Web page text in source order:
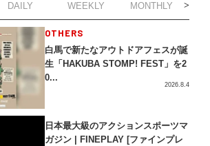
DAILY WEEKLY MONTHLY
OTHERS
白馬で新たなアウトドアフェスが誕
生「HAKUBA STOMP! FEST」を2
0...
2026.8.4
日本最大級のアクションスポーツマ
ガジン | FINEPLAY [ファインプレ